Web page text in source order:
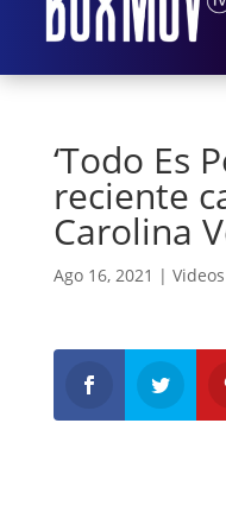
‘Todo Es
reciente
Carolina
Ago 16, 2021 | Videos